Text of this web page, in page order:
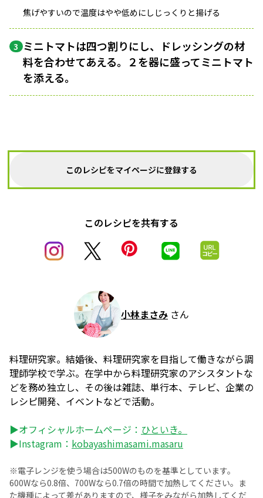
焦げやすいので温度はやや低めにしじっくりと揚げる
3 ミニトマトは四つ割りにし、ドレッシングの材
料を合わせてあえる。２を器に盛ってミニトマト
を添える。
このレシピをマイページに登録する
このレシピを共有する
小林まさみ さん
料理研究家。結婚後、料理研究家を目指して働きながら調
理師学校で学ぶ。在学中から料理研究家のアシスタントな
どを務め独立し、その後は雑誌、単行本、テレビ、企業の
レシピ開発、イベントなどで活動。
▶オフィシャルホームページ： ひといき。
▶Instagram： kobayashimasami.masaru
※電子レンジを使う場合は500Wのものを基準としています。
600Wなら0.8倍、700Wなら0.7倍の時間で加熱してください。ま
た機種によって差がありますので、様子をみながら加熱してくだ